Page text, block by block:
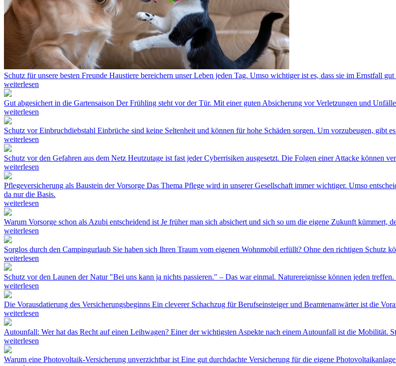
Schutz für unsere besten Freunde Haustiere bereichern unser Leben jeden Tag. Umso wichtiger ist es, dass sie im Ernstfall gut
weiterlesen
Gut abgesichert in die Gartensaison Der Frühling steht vor der Tür. Mit einer guten Absicherung vor Verletzungen und
weiterlesen
Schutz vor Einbruchdiebstahl Einbrüche sind keine Seltenheit und können für hohe Schäden sorgen. Um vorzubeugen, gibt
weiterlesen
Schutz vor den Gefahren aus dem Netz Heutzutage ist fast jeder Cyberrisiken ausgesetzt. Die Folgen einer Attacke können
weiterlesen
Pflegeversicherung als Baustein der Vorsorge Das Thema Pflege wird in unserer Gesellschaft immer wichtiger. Umso
da nur die Basis.
weiterlesen
Warum Vorsorge schon als Azubi entscheidend ist Je früher man sich absichert und sich so um die eigene Zukunft kümmert,
weiterlesen
Sorglos durch den Campingurlaub Sie haben sich Ihren Traum vom eigenen Wohnmobil erfüllt? Ohne den richtigen Schutz
weiterlesen
Schutz vor den Launen der Natur "Bei uns kann ja nichts passieren." – Das war einmal. Naturereignisse können jeden
weiterlesen
Die Vorausdatierung des Versicherungsbeginns Ein cleverer Schachzug für Berufseinsteiger und Beamtenanwärter ist die
weiterlesen
Autounfall: Wer hat das Recht auf einen Leihwagen? Einer der wichtigsten Aspekte nach einem Autounfall ist die Mobilität.
weiterlesen
Warum eine Photovoltaik-Versicherung unverzichtbar ist Eine gut durchdachte Versicherung für die eigene